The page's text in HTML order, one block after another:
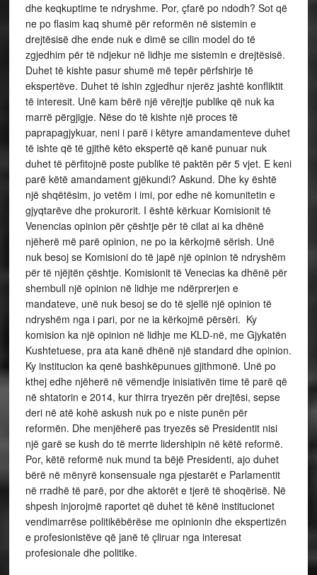
dhe keqkuptime te ndryshme. Por, çfarë po ndodh? Sot që
ne po flasim kaq shumë për reformën në sistemin e
drejtësisë dhe ende nuk e dimë se cilin model do të
zgjedhim për të ndjekur në lidhje me sistemin e drejtësisë.
Duhet të kishte pasur shumë më tepër përfshirje të
ekspertëve. Duhet të ishin zgjedhur njerëz jashtë konfliktit
të interesit. Unë kam bërë një vërejtje publike që nuk ka
marrë përgjigje. Nëse do të kishte një proces të
paprapagjykuar, neni i parë i këtyre amandamenteve duhet
të ishte që të gjithë këto ekspertë që kanë punuar nuk
duhet të përfitojnë poste publike të paktën për 5 vjet. E keni
parë këtë amandament gjëkundi? Askund. Dhe ky është
një shqëtësim, jo vetëm i imi, por edhe në komunitetin e
gjyqtarëve dhe prokurorit. I është kërkuar Komisionit të
Venencias opinion për çështje për të cilat ai ka dhënë
njëherë më parë opinion, ne po ia kërkojmë sërish. Unë
nuk besoj se Komisioni do të japë një opinion të ndryshëm
për të njëjtën çështje. Komisionit të Venecias ka dhënë për
shembull një opinion në lidhje me ndërprerjen e
mandateve, unë nuk besoj se do të sjellë një opinion të
ndryshëm nga i pari, por ne ia kërkojmë përsëri. Ky
komision ka një opinion në lidhje me KLD-në, me Gjykatën
Kushtetuese, pra ata kanë dhënë një standard dhe opinion.
Ky institucion ka qenë bashkëpunues gjithmonë. Unë po
kthej edhe njëherë në vëmendje inisiativën time të parë që
në shtatorin e 2014, kur thirra tryezën për drejtësi, sepse
deri në atë kohë askush nuk po e niste punën për
reformën. Dhe menjëherë pas tryezës së Presidentit nisi
një garë se kush do të merrte lidershipin në këtë reformë.
Por, këtë reformë nuk mund ta bëjë Presidenti, ajo duhet
bërë në mënyrë konsensuale nga pjestarët e Parlamentit
në rradhë të parë, por dhe aktorët e tjerë të shoqërisë. Në
shpesh injorojmë raportet që duhet të kënë institucionet
vendimarrëse politikëbërëse me opinionin dhe ekspertizën
e profesionistëve që janë të çliruar nga interesat
profesionale dhe politike.